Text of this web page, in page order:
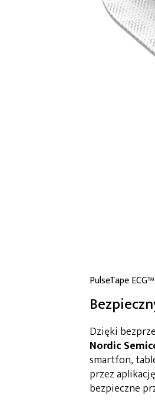
PulseTape ECG™
Dzięki
Nordic
smartfon,
przez
bezpieczne